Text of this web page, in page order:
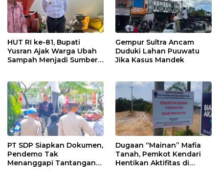
HUT RI ke-81, Bupati
Yusran Ajak Warga Ubah
Sampah Menjadi Sumber
Gempur Sultra Ancam
Duduki Lahan Puuwatu
Jika Kasus Mandek
PT SDP Siapkan Dokumen,
Pendemo Tak
Menanggapi Tantangan
Dugaan “Mainan” Mafia
Tanah, Pemkot Kendari
Hentikan Aktifitas di